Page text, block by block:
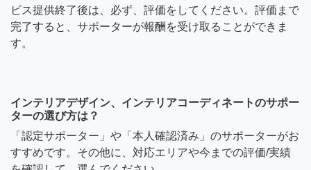
ビス提供終了後は、必ず、評価をしてください。評価まで
完了すると、サポーターが報酬を受け取ることができま
す。
インテリアデザイン、インテリアコーディネートのサポー
ターの選び方は？
「認定サポーター」や「本人確認済み」のサポーターがお
すすめです。その他に、対応エリアや今までの評価/実績